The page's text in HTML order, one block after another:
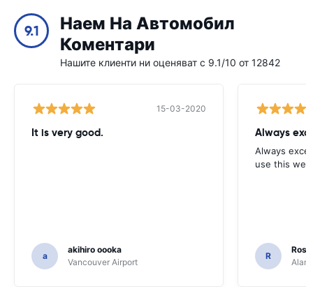
9.1
Наем На Автомобил
Коментари
Нашите клиенти ни оценяват с 9.1/10 от 12842
15-03-2020
It is very good.
a
akihiro oooka
Vancouver Airport
Always
Always
use this
R